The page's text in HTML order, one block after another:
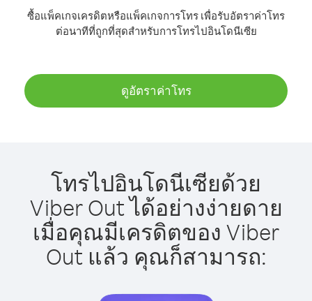
ซื้อแพ็คเกจเครดิตหรือแพ็คเกจการโทร เพื่อรับอัตราค่าโทร
ต่อนาทีที่ถูกที่สุดสำหรับการโทรไปอินโดนีเซีย
ดูอัตราค่าโทร
โทรไปอินโดนีเซียด้วย
Viber Out ได้อย่างง่ายดาย
เมื่อคุณมีเครดิตของ Viber
Out แล้ว คุณก็สามารถ: